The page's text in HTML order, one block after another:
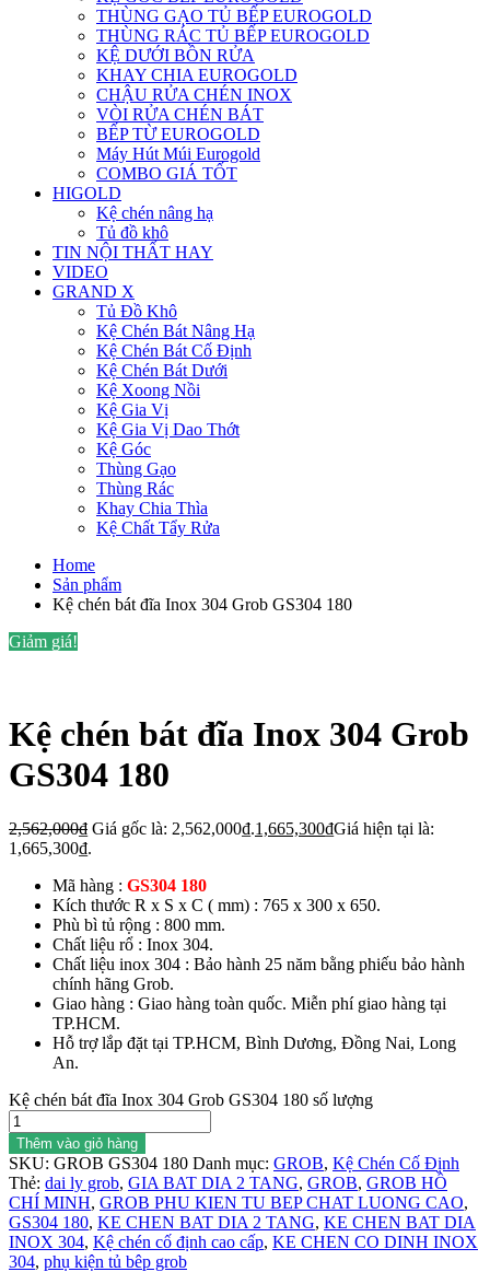
THÙNG GẠO TỦ BẾP EUROGOLD
THÙNG RÁC TỦ BẾP EUROGOLD
KỆ DƯỚI BỒN RỬA
KHAY CHIA EUROGOLD
CHẬU RỬA CHÉN INOX
VÒI RỬA CHÉN BÁT
BẾP TỪ EUROGOLD
Máy Hút Múi Eurogold
COMBO GIÁ TỐT
HIGOLD
Kệ chén nâng hạ
Tủ đồ khô
TIN NỘI THẤT HAY
VIDEO
GRAND X
Tủ Đồ Khô
Kệ Chén Bát Nâng Hạ
Kệ Chén Bát Cố Định
Kệ Chén Bát Dưới
Kệ Xoong Nồi
Kệ Gia Vị
Kệ Gia Vị Dao Thớt
Kệ Góc
Thùng Gạo
Thùng Rác
Khay Chia Thìa
Kệ Chất Tẩy Rửa
Home
Sản phẩm
Kệ chén bát đĩa Inox 304 Grob GS304 180
Giảm giá!
Kệ chén bát đĩa Inox 304 Grob
GS304 180
2,562,000₫ Giá gốc là: 2,562,000₫.1,665,300₫Giá hiện tại là:
1,665,300₫.
Mã hàng : GS304 180
Kích thước R x S x C ( mm) : 765 x 300 x 650.
Phù bì tủ rộng : 800 mm.
Chất liệu rổ : Inox 304.
Chất liệu inox 304 : Bảo hành 25 năm bằng phiếu bảo hành
chính hãng Grob.
Giao hàng : Giao hàng toàn quốc. Miễn phí giao hàng tại
TP.HCM.
Hỗ trợ lắp đặt tại TP.HCM, Bình Dương, Đồng Nai, Long
An.
Kệ chén bát đĩa Inox 304 Grob GS304 180 số lượng
Thêm vào giỏ hàng
SKU: GROB GS304 180 Danh mục: GROB, Kệ Chén Cố Định
Thẻ: dai ly grob, GIA BAT DIA 2 TANG, GROB, GROB HỒ
CHÍ MINH, GROB PHU KIEN TU BEP CHAT LUONG CAO,
GS304 180, KE CHEN BAT DIA 2 TANG, KE CHEN BAT DIA
INOX 304, Kệ chén cố định cao cấp, KE CHEN CO DINH INOX
304, phụ kiện tủ bêp grob